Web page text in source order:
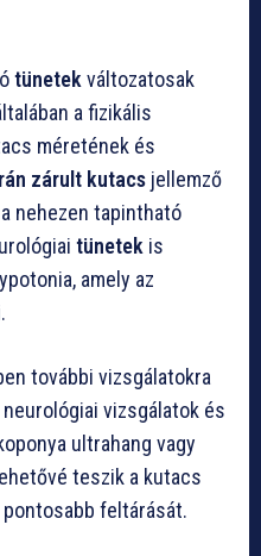
tünetek változatosak
a fizikális
méretének és
zárult kutacs jellemző
nehezen tapintható
tünetek is
amely az
további vizsgálatokra
vizsgálatok és
ultrahang vagy
teszik a kutacs
pontosabb feltárását.